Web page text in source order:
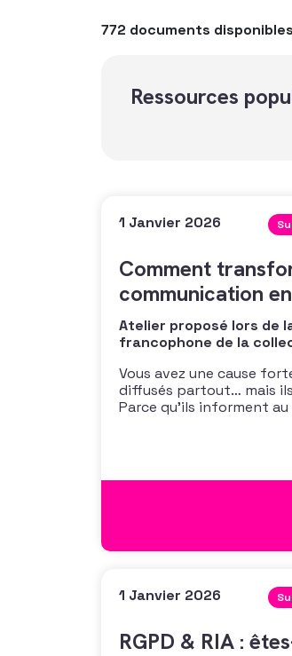
772 documents disponibles
Ressources
1 Janvier 2026
Comment
communication
Atelier proposé lors de
francophone de la
Vous avez une cause
diffusés partout… mais
Parce qu’ils informent
1 Janvier 2026
RGPD & RIA :